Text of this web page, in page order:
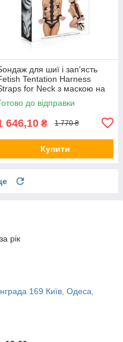
для шиї і зап'ясть
Tentation Harness
for Neck з маскою на
до відправки
646,10 ₴ 1 770 ₴
Купити
рік
169 Київ, Одеса,